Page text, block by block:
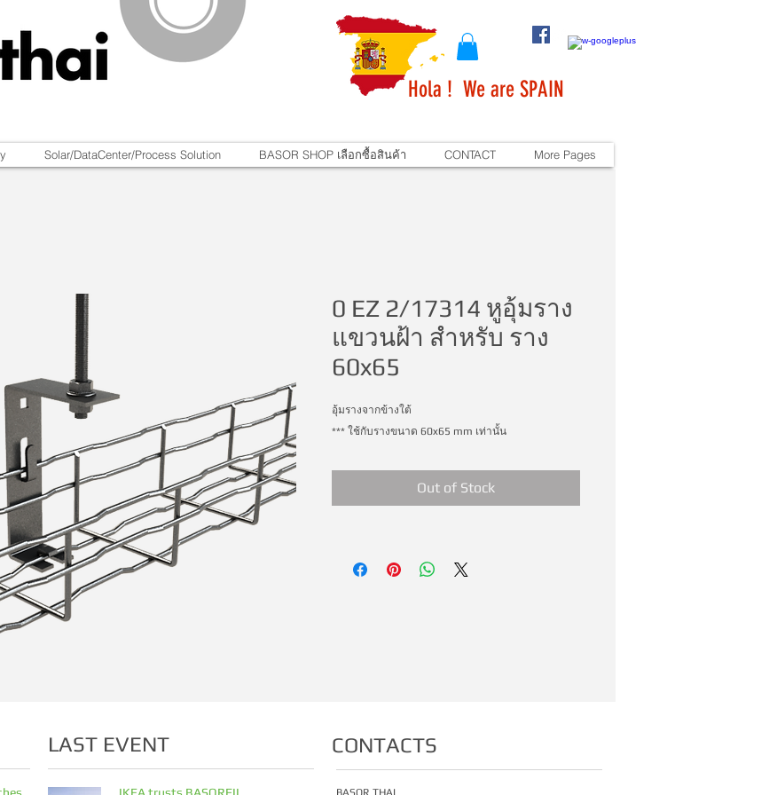
Hola ! We are SPAIN
Solar/DataCenter/Process Solution BASOR SHOP เลือกซื้อสินค้า CONTACT More Pages
0 EZ 2/17314 หูอุ้มราง
แขวนฝ้า สำหรับ ราง
60x65
อุ้มรางจากข้างใต้
*** ใช้กับรางขนาด 60x65 mm เท่านั้น
Out of Stock
LAST EVENT CONTACTS
BASOR THAI